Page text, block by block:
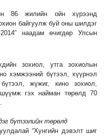
86 жилийн ойн хүрээнд
байгуулж буй оны шилдэг
наадам өчигдөр Улсын
зохиол, утга зохиолын
хэмжээний бүтээл, хүүрнэл
жүжиг, кино зохиол,
гэх найман төрөлд 70
бүтээлийн төрөлд
“Хунгийн дэвэлт шиг